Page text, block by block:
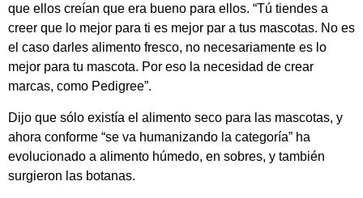
que ellos creían que era bueno para ellos. “Tú tiendes a
creer que lo mejor para ti es mejor par a tus mascotas. No es
el caso darles alimento fresco, no necesariamente es lo
mejor para tu mascota. Por eso la necesidad de crear
marcas, como Pedigree”.
Dijo que sólo existía el alimento seco para las mascotas, y
ahora conforme “se va humanizando la categoría” ha
evolucionado a alimento húmedo, en sobres, y también
surgieron las botanas.